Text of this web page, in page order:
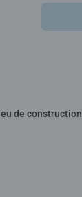
de construction